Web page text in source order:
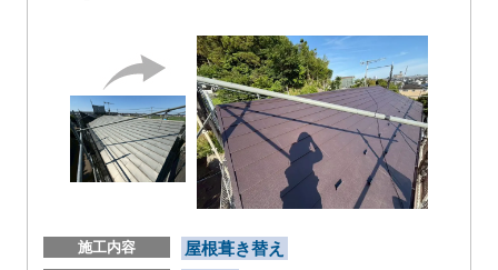
施工内容 屋根葺き替え